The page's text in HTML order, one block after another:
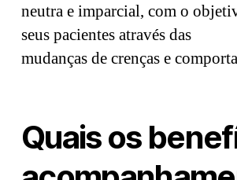
neutra e imparcial, com o
seus pacientes através das
mudanças de crenças e
Quais os